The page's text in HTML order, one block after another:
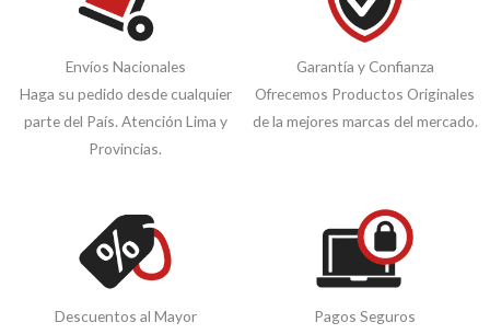
Envíos Nacionales
Haga su pedido desde cualquier
parte del País. Atención Lima y
Provincias.
Garantía y Confianza
Ofrecemos Productos Originales
de la mejores marcas del mercado.
Descuentos al Mayor
Pagos Seguros